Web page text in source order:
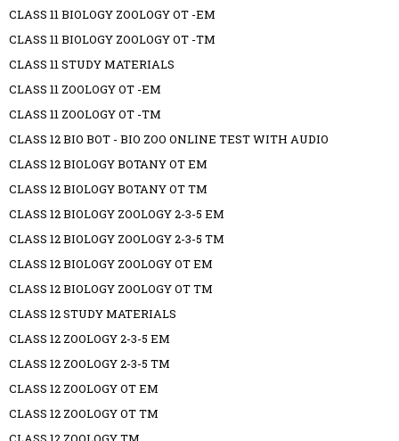
CLASS 11 BIOLOGY ZOOLOGY OT -EM
CLASS 11 BIOLOGY ZOOLOGY OT -TM
CLASS 11 STUDY MATERIALS
CLASS 11 ZOOLOGY OT -EM
CLASS 11 ZOOLOGY OT -TM
CLASS 12 BIO BOT - BIO ZOO ONLINE TEST WITH AUDIO
CLASS 12 BIOLOGY BOTANY OT EM
CLASS 12 BIOLOGY BOTANY OT TM
CLASS 12 BIOLOGY ZOOLOGY 2-3-5 EM
CLASS 12 BIOLOGY ZOOLOGY 2-3-5 TM
CLASS 12 BIOLOGY ZOOLOGY OT EM
CLASS 12 BIOLOGY ZOOLOGY OT TM
CLASS 12 STUDY MATERIALS
CLASS 12 ZOOLOGY 2-3-5 EM
CLASS 12 ZOOLOGY 2-3-5 TM
CLASS 12 ZOOLOGY OT EM
CLASS 12 ZOOLOGY OT TM